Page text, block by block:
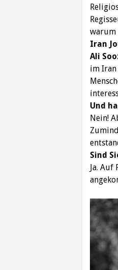
warum
Iran
Ali
im Iran
Und
Nein!
Sind
Ja.